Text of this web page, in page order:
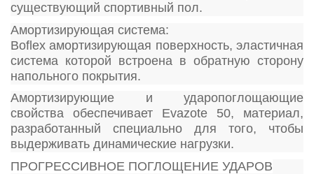
существующий спортивный пол.
Амортизирующая система:
Boflex амортизирующая поверхность, эластичная
система которой встроена в обратную сторону
напольного покрытия.
Амортизирующие и ударопоглощающие
свойства обеспечивает Evazote 50, материал,
разработанный специально для того, чтобы
выдерживать динамические нагрузки.
ПРОГРЕССИВНОЕ ПОГЛОЩЕНИЕ УДАРОВ